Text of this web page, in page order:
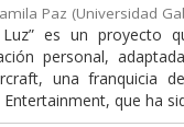
Paz (Universidad
es un proyecto
personal,
una franquicia
que ha